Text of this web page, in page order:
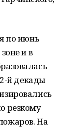
по июнь
и в
й декады
резкому
На